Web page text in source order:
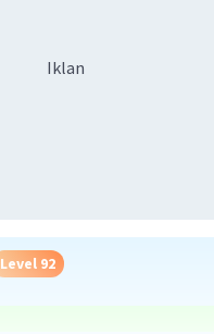
Iklan
Level 92